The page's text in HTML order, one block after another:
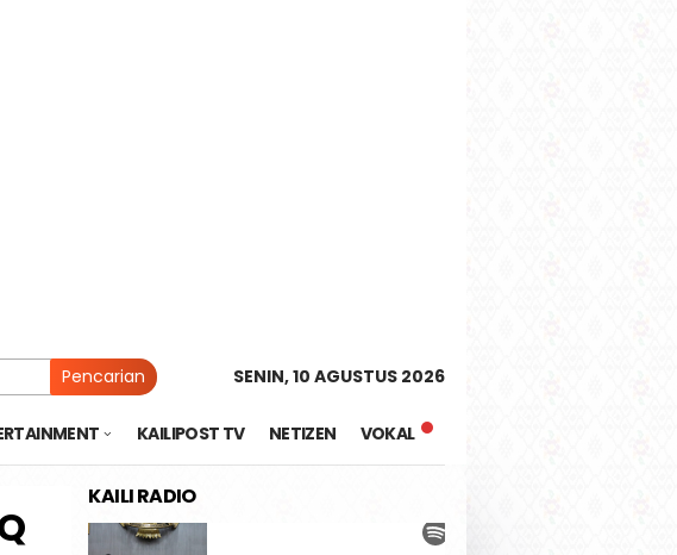
Pencarian SENIN, 10 AGUSTUS 2026
KAILIPOST TV NETIZEN VOKAL
KAILI RADIO